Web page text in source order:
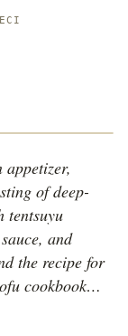
appetizer,
of deep-
tentsuyu
and
the recipe for
cookbook
tofu dishes